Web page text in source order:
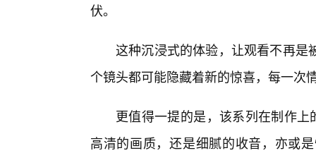
伏。
这种沉浸式的体验，让观看不再是
个镜头都可能隐藏着新的惊喜，每一次
更值得一提的是，该系列在制作上
高清的画质，还是细腻的收音，亦或